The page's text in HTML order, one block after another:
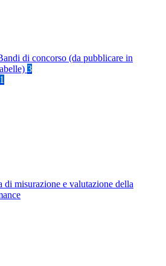
di concorso (da pubblicare in
3
1
di misurazione e valutazione della